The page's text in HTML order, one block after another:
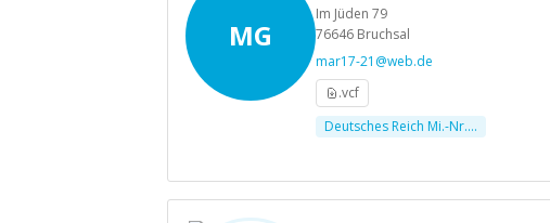
MG
Im Jüden 79
76646 Bruchsal
mar17-21@web.de
.vcf
Deutsches Reich Mi.-Nr....